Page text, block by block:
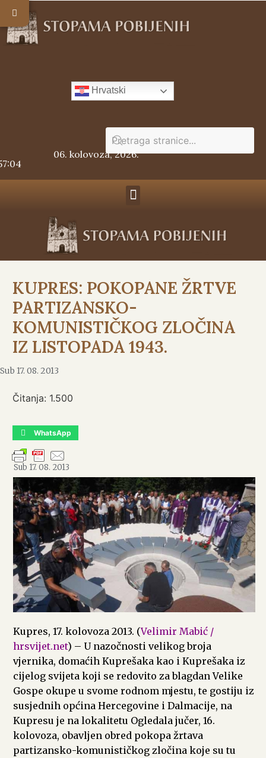
Hrvatski
06. kolovoza, 2026.
KUPRES: POKOPANE ŽRTVE
PARTIZANSKO-
KOMUNISTIČKOG ZLOČINA
IZ LISTOPADA 1943.
Sub 17. 08. 2013
Čitanja: 1.500
WhatsApp
Sub 17. 08. 2013
Kupres, 17. kolovoza 2013. (Velimir Mabić /
hrsvijet.net) – U nazočnosti velikog broja
vjernika, domaćih Kuprešaka kao i Kuprešaka iz
cijelog svijeta koji se redovito za blagdan Velike
Gospe okupe u svome rodnom mjestu, te gostiju iz
susjednih općina Hercegovine i Dalmacije, na
Kupresu je na lokalitetu Ogledala jučer, 16.
kolovoza, obavljen obred pokopa žrtava
partizansko-komunističkog zločina koje su tu